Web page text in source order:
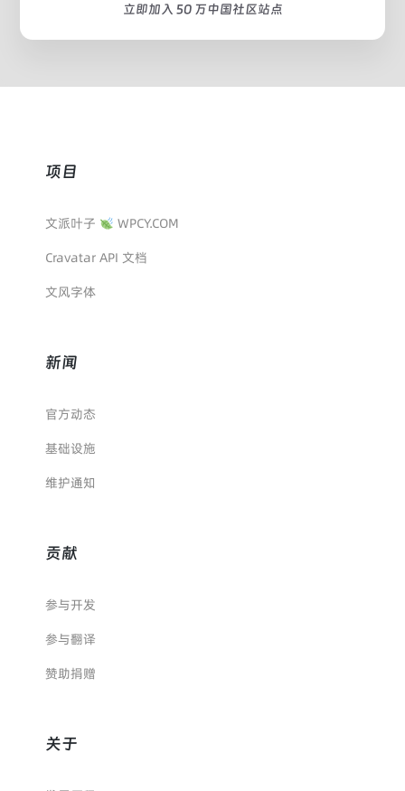
立即加入 50 万中国社区站点
项目
文派叶子
WPCY.COM
Cravatar API 文档
文风字体
新闻
官方动态
基础设施
维护通知
贡献
参与开发
参与翻译
赞助捐赠
关于